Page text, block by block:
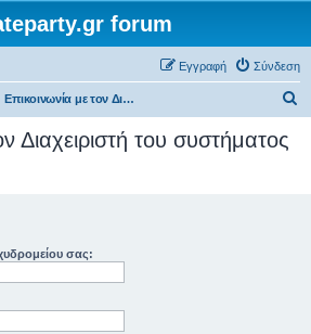
forum
Σύνδεση
Εγγραφή
Επικοινωνία με τον Διαχειριστή του συστήματος συζητήσεων
Διαχειριστή του συστήματος
σας: